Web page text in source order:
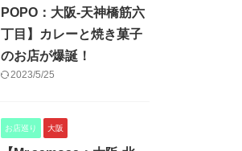
POPO：大阪-天神橋筋六
丁目】カレーと焼き菓子
のお店が爆誕！
2023/5/25
お店巡り 大阪